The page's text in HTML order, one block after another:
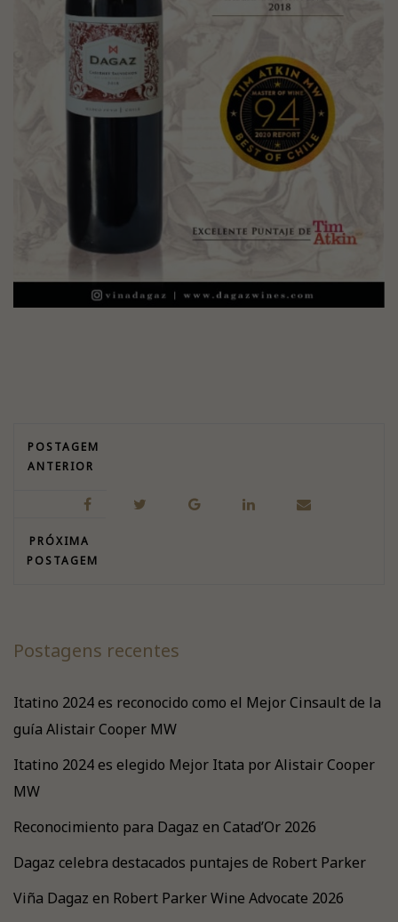
POSTAGEM
ANTERIOR
PRÓXIMA
POSTAGEM
Postagens recentes
Itatino 2024 es reconocido como el Mejor Cinsault de la
guía Alistair Cooper MW
Itatino 2024 es elegido Mejor Itata por Alistair Cooper
MW
Reconocimiento para Dagaz en Catad’Or 2026
Dagaz celebra destacados puntajes de Robert Parker
Viña Dagaz en Robert Parker Wine Advocate 2026